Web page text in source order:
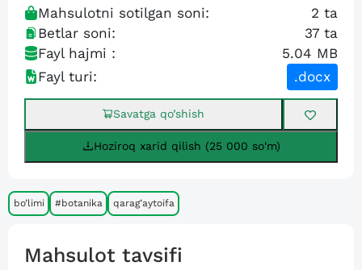
Mahsulotni sotilgan soni: 2 ta
Betlar soni:
37 ta
Fayl hajmi :
5.04 MB
Fayl turi:
.docx
Savatga qo’shish
Hoziroq xarid qilish (25 000 so'm)
bo’limi #botanika qarag’aytoifa
Mahsulot tavsifi